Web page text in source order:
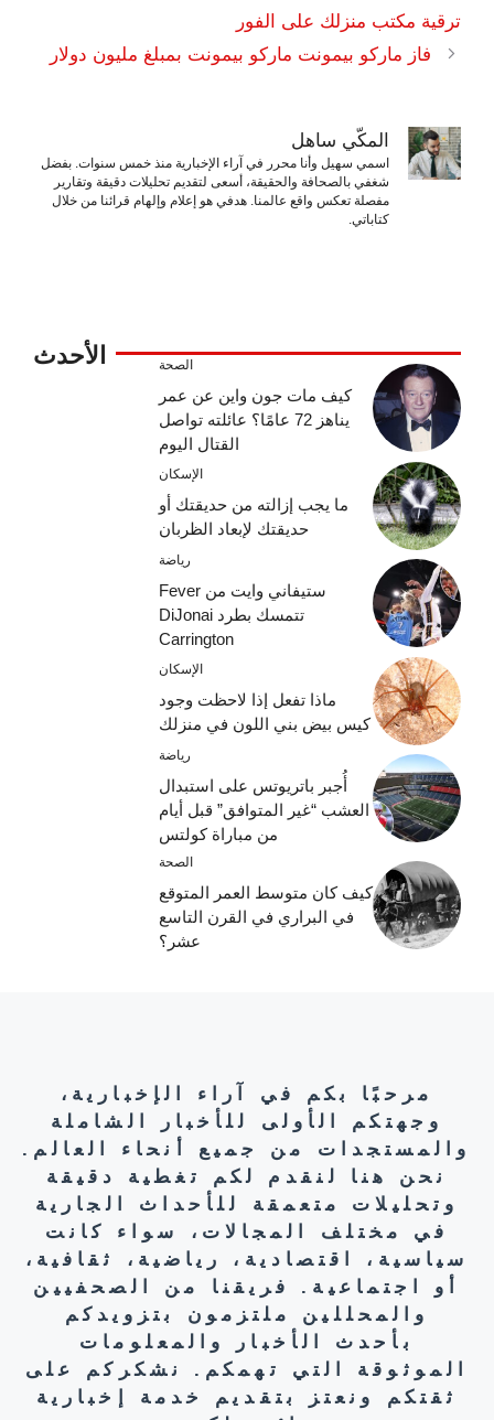
ترقية مكتب منزلك على الفور
فاز ماركو بيمونت ماركو بيمونت بمبلغ مليون دولار
المكّي ساهل
اسمي سهيل وأنا محرر في آراء الإخبارية منذ خمس سنوات. بفضل
شغفي بالصحافة والحقيقة، أسعى لتقديم تحليلات دقيقة وتقارير
مفصلة تعكس واقع عالمنا. هدفي هو إعلام وإلهام قرائنا من خلال
كتاباتي.
الأحدث الصحة
كيف مات جون واين عن عمر
يناهز 72 عامًا؟ عائلته تواصل
القتال اليوم
الإسكان
ما يجب إزالته من حديقتك أو
حديقتك لإبعاد الظربان
رياضة
ستيفاني وايت من Fever
تتمسك بطرد DiJonai
Carrington
الإسكان
ماذا تفعل إذا لاحظت وجود
كيس بيض بني اللون في منزلك
رياضة
أُجبر باتريوتس على استبدال
العشب “غير المتوافق” قبل أيام
من مباراة كولتس
الصحة
كيف كان متوسط ​​العمر المتوقع
في البراري في القرن التاسع
عشر؟
مرحبًا بكم في آراء الإخبارية،
وجهتكم الأولى للأخبار الشاملة
والمستجدات من جميع أنحاء العالم.
نحن هنا لنقدم لكم تغطية دقيقة
وتحليلات متعمقة للأحداث الجارية
في مختلف المجالات، سواء كانت
سياسية، اقتصادية، رياضية، ثقافية،
أو اجتماعية. فريقنا من الصحفيين
والمحللين ملتزمون بتزويدكم
بأحدث الأخبار والمعلومات
الموثوقة التي تهمكم. نشكركم على
ثقتكم ونعتز بتقديم خدمة إخبارية